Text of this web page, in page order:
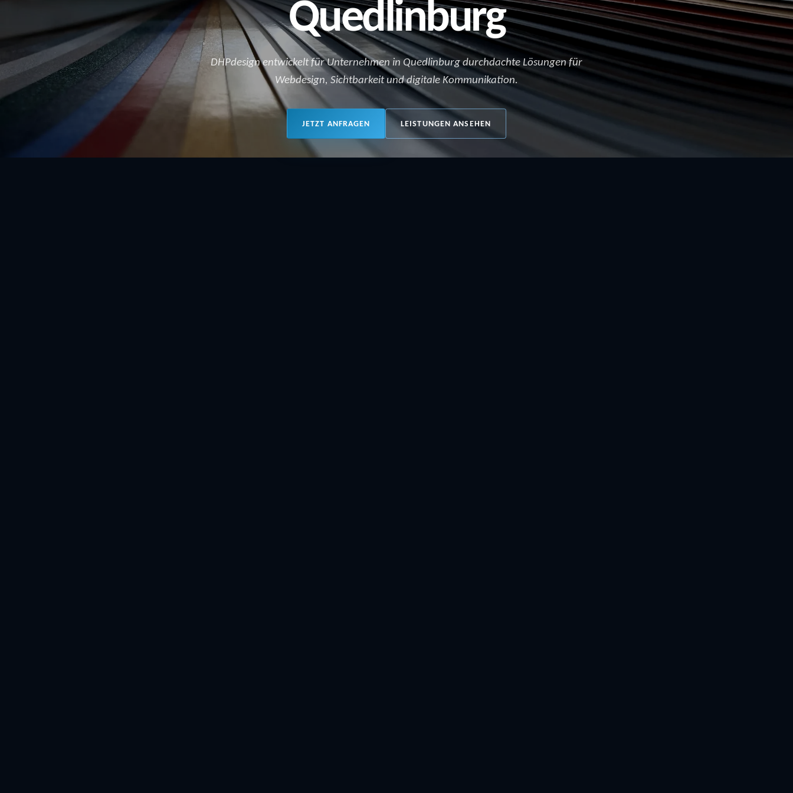
Quedlinburg
DHPdesign entwickelt für Unternehmen in Quedlinburg durchdachte Lösungen für
Webdesign, Sichtbarkeit und digitale Kommunikation.
JETZT ANFRAGEN LEISTUNGEN ANSEHEN